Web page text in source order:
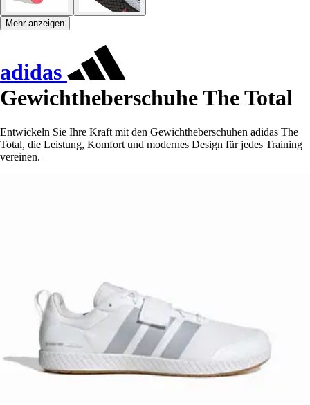
Mehr anzeigen
adidas
Gewichtheberschuhe The Total
Entwickeln Sie Ihre Kraft mit den Gewichtheberschuhen adidas The
Total, die Leistung, Komfort und modernes Design für jedes Training
vereinen.